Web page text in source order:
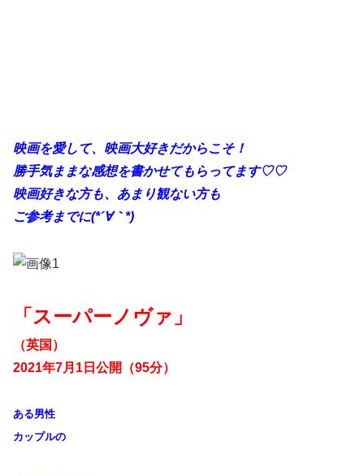
映画を愛して、映画大好きだからこそ！
勝手気ままな感想を書かせてもらってます♡♡
映画好きな方も、あまり観ない方も
ご参考までに(*´∀｀*)
「スーパーノヴァ」
（英国）
2021年7月1日公開（95分）
ある男性
カップルの